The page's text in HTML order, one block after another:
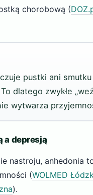
chorobową (
pustki ani
dlatego zwykłe
wytwarza
a depresją
nastroju, anhedonia
(WOLMED
).